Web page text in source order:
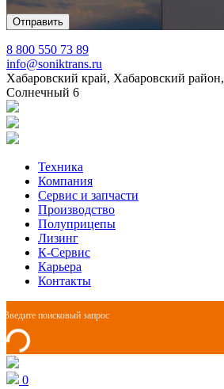
8 800 550 73 89
info@soniktrans.ru
Хабаровский край, Хабаровский
Солнечный 6
Техника
Компания
Сервис и запчасти
Производство
Полуприцепы
Лизинг
К-Сервис
Карьера
Контакты
0